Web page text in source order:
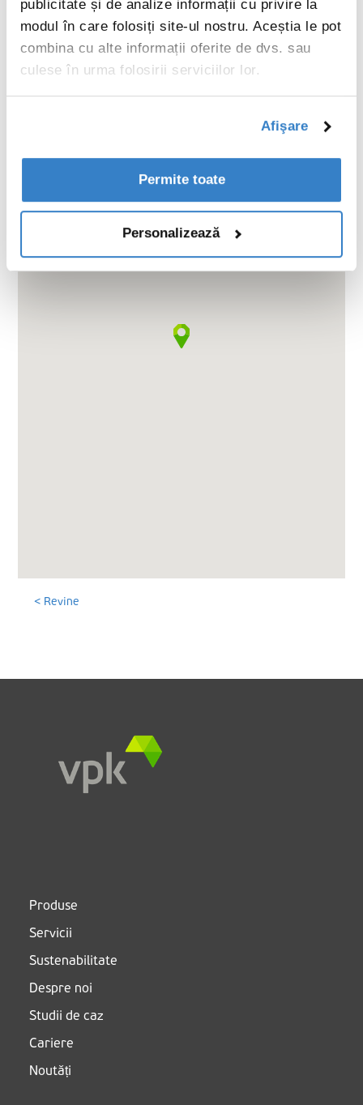
publicitate și de analize informații cu privire la
modul în care folosiți site-ul nostru. Aceștia le pot
combina cu alte informații oferite de dvs. sau
culese în urma folosirii serviciilor lor.
Afişare
Permite toate
Personalizează
+32 53 85 84 83
info.cbbe@vpkgroup.com
www.vpkgroup.com
< Revine
Produse
Servicii
Sustenabilitate
Despre noi
Studii de caz
Cariere
Noutăți